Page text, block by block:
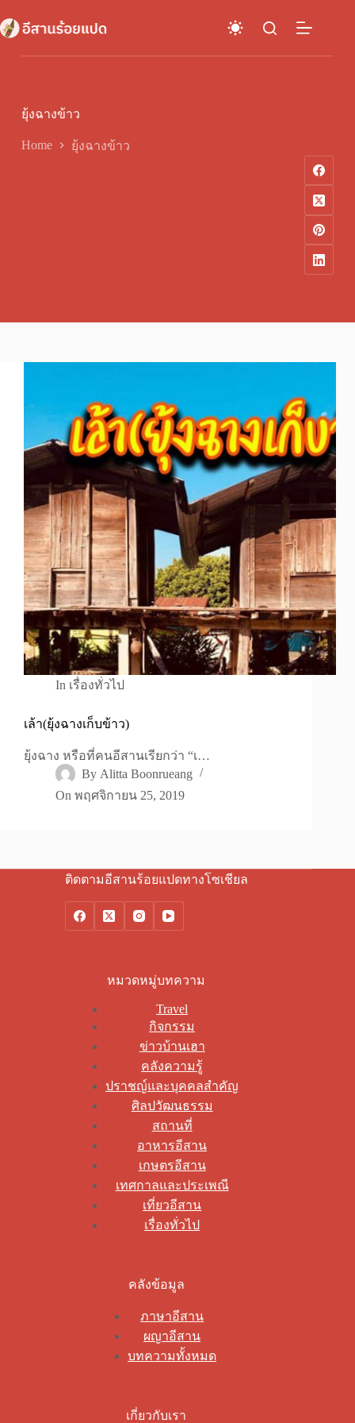
to
content
ยุ้งฉางข้าว
Home ยุ้งฉางข้าว
In เรื่องทั่วไป
เล้า(ยุ้งฉางเก็บข้าว)
ยุ้งฉาง หรือที่คนอีสานเรียกว่า “เ…
By Alitta Boonrueang
On พฤศจิกายน 25, 2019
ติดตามอีสานร้อยแปดทางโซเชียล
หมวดหมู่บทความ
Travel
กิจกรรม
ข่าวบ้านเฮา
คลังความรู้
ปราชญ์และบุคคลสำคัญ
ศิลปวัฒนธรรม
สถานที่
อาหารอีสาน
เกษตรอีสาน
เทศกาลและประเพณี
เที่ยวอีสาน
เรื่องทั่วไป
คลังข้อมูล
ภาษาอีสาน
ผญาอีสาน
บทความทั้งหมด
เกี่ยวกับเรา